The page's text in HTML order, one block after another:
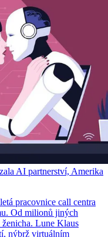
AI partnerství, Amerika
pracovnice call centra
Od milionů jiných
Lune Klaus
nýbrž virtuálním